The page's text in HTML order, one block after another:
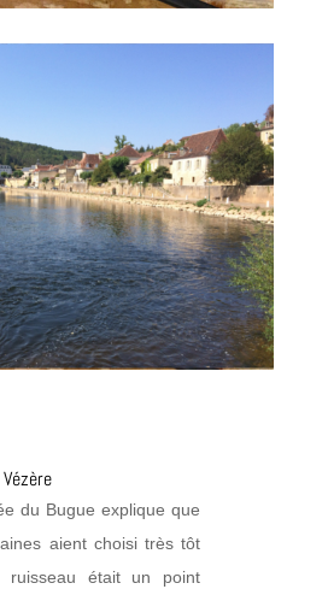
du Bugue explique que
aient choisi très tôt
ruisseau était un point